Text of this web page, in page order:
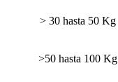
> 30 hasta 50 Kg
>50 hasta 100 Kg